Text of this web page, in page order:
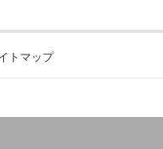
トマップ